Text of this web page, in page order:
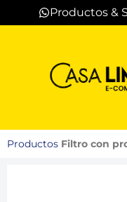
Productos &
Productos Filtro con